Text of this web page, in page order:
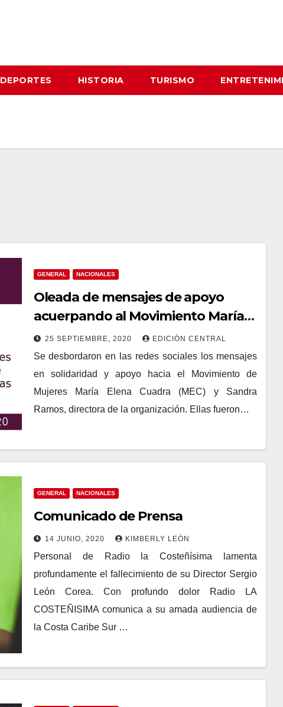
DEPORTES HISTORIA TURISMO
GENERAL NACIONALES
Oleada de mensajes de apoyo
acuerpando al Movimiento María
Elena Cuadra
25 SEPTIEMBRE, 2020 EDICIÓN CENTRAL
Se desbordaron en las redes sociales los mensajes
en solidaridad y apoyo hacia el Movimiento de
Mujeres María Elena Cuadra (MEC) y Sandra
Ramos, directora de la organización. Ellas fueron…
GENERAL NACIONALES
Comunicado de Prensa
14 JUNIO, 2020 KIMBERLY LEÓN
Personal de Radio la Costeñísima lamenta
profundamente el fallecimiento de su Director Sergio
León Corea. Con profundo dolor Radio LA
COSTEÑISIMA comunica a su amada audiencia de
la Costa Caribe Sur …